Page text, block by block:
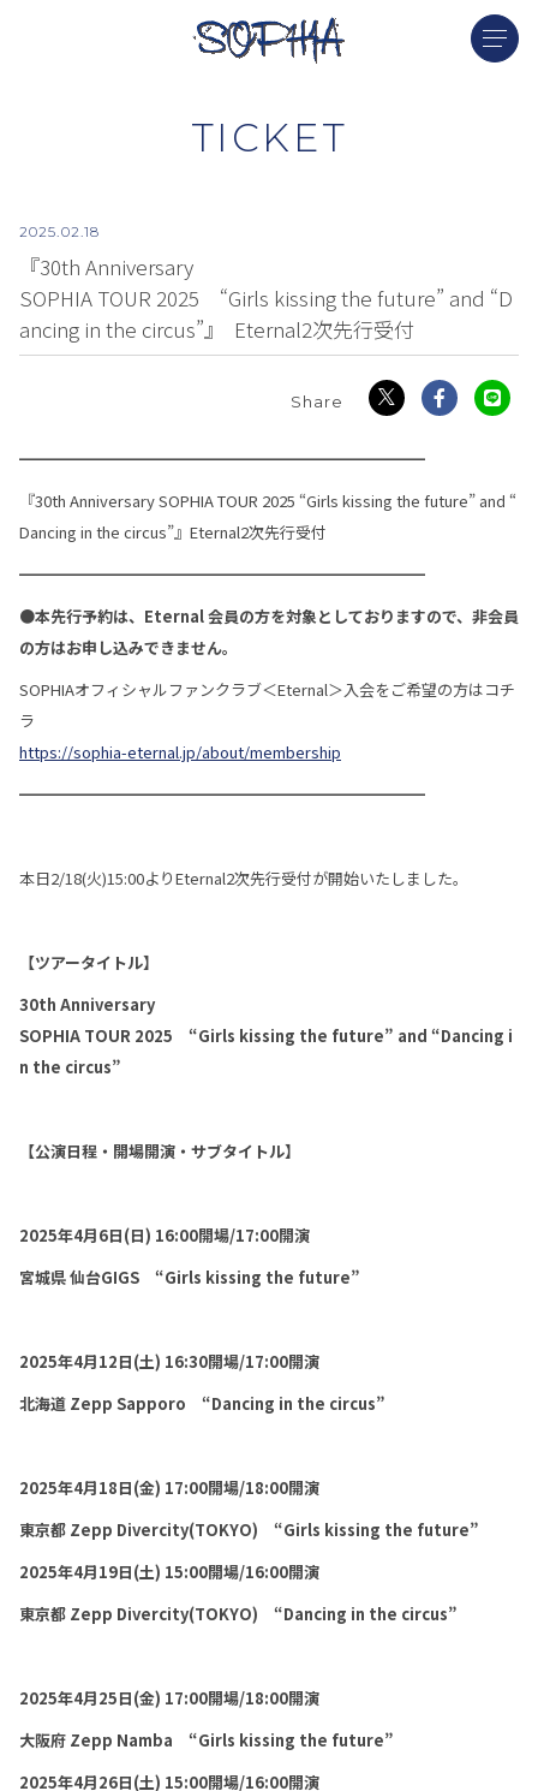
TICKET
2025.02.18
『30th Anniversary
SOPHIA TOUR 2025 “Girls kissing the future” and “D
ancing in the circus”』 Eternal2次先行受付
━━━━━━━━━━━━━━━━━━━━━━━━━━
『30th Anniversary SOPHIA TOUR 2025 “Girls kissing the future” and “
Dancing in the circus”』Eternal2次先行受付
━━━━━━━━━━━━━━━━━━━━━━━━━━
●本先行予約は、Eternal 会員の方を対象としておりますので、 非会員
の方はお申し込みできません。
SOPHIAオフィシャルファンクラブ＜Eternal＞入会をご希望の方はコチ
ラ
https://sophia-eternal.jp/about/membership
━━━━━━━━━━━━━━━━━━━━━━━━━━
本日2/18(火)15:00よりEternal2次先行受付が開始いたしました。
【ツアータイトル】
30th Anniversary
SOPHIA TOUR 2025 “Girls kissing the future” and “Dancing i
n the circus”
【公演日程・開場開演・サブタイトル】
2025年4月6日(日) 16:00開場/17:00開演
宮城県 仙台GIGS “Girls kissing the future”
2025年4月12日(土) 16:30開場/17:00開演
北海道 Zepp Sapporo “Dancing in the circus”
2025年4月18日(金) 17:00開場/18:00開演
東京都 Zepp Divercity(TOKYO) “Girls kissing the future”
2025年4月19日(土) 15:00開場/16:00開演
東京都 Zepp Divercity(TOKYO) “Dancing in the circus”
2025年4月25日(金) 17:00開場/18:00開演
大阪府 Zepp Namba “Girls kissing the future”
2025年4月26日(土) 15:00開場/16:00開演